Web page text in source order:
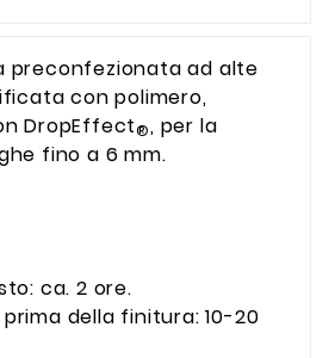
preconfezionata ad alte
con polimero,
DropEffect®, per la
fino a 6 mm.
ca. 2 ore.
della finitura: 10-20